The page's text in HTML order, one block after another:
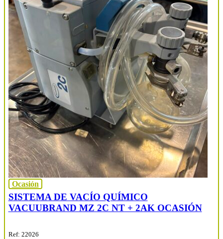
Ocasión
SISTEMA DE VACÍO QUÍMICO
VACUUBRAND MZ 2C NT + 2AK OCASIÓN
Ref: 22026